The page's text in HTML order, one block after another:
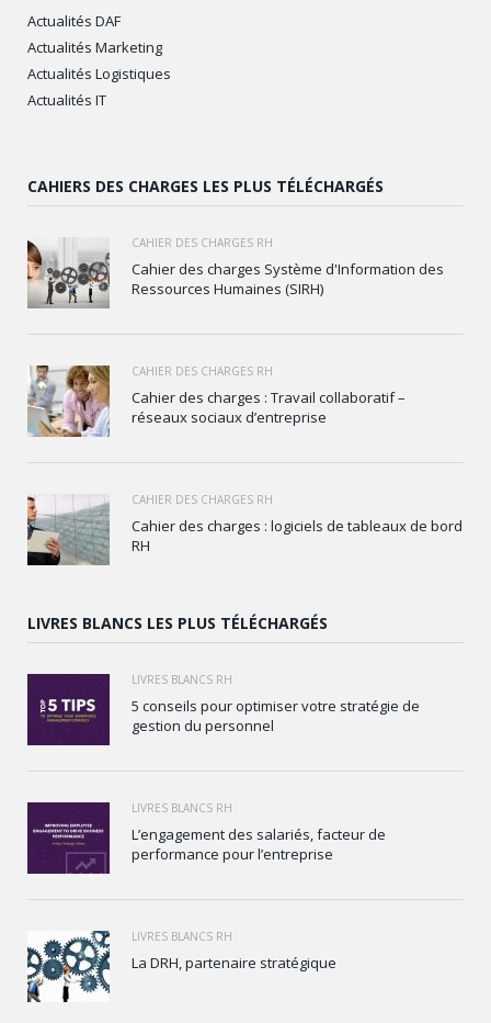
Actualités DAF
Actualités Marketing
Actualités Logistiques
Actualités IT
CAHIERS DES CHARGES LES PLUS TÉLÉCHARGÉS
CAHIER DES CHARGES RH
Cahier des charges Système d'Information des
Ressources Humaines (SIRH)
CAHIER DES CHARGES RH
Cahier des charges : Travail collaboratif –
réseaux sociaux d’entreprise
CAHIER DES CHARGES RH
Cahier des charges : logiciels de tableaux de bord
RH
LIVRES BLANCS LES PLUS TÉLÉCHARGÉS
LIVRES BLANCS RH
5 conseils pour optimiser votre stratégie de
gestion du personnel
LIVRES BLANCS RH
L’engagement des salariés, facteur de
performance pour l’entreprise
LIVRES BLANCS RH
La DRH, partenaire stratégique